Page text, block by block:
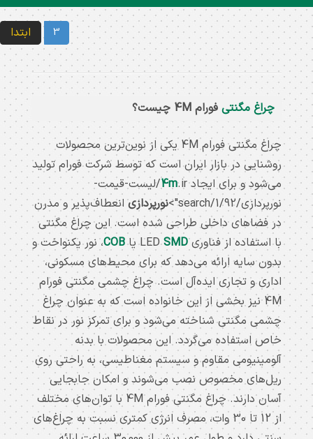
ابتدا 3
چراغ مگنتی فورام 4M چیست؟
چراغ مگنتی فورام 4M یکی از نوین‌ترین محصولات
روشنایی در بازار ایران است که توسط شرکت فورام تولید
می‌شود و برای ایجاد
4m.ir/لیست-قیمت-
نورپردازی/92/search/1">
نورپردازیانعطاف‌پذیر و مدرن
در فضاهای داخلی طراحی شده است. این چراغ مگنتی
با استفاده از فناوری LEDSMD یاCOB، نور یکنواخت و
بدون سایه ارائه می‌دهد که برای محیط‌های مسکونی،
اداری و تجاری ایده‌آل است. چراغ چشمی مگنتی فورام
4M نیز بخشی از این خانواده است که به عنوان چراغ
چشمی مگنتی شناخته می‌شود و برای تمرکز نور در نقاط
خاص استفاده می‌گردد. این محصولات با بدنه
آلومینیومی مقاوم و سیستم مغناطیسی، به راحتی روی
ریل‌های مخصوص نصب می‌شوند و امکان جابجایی
آسان دارند. چراغ مگنتی فورام 4M با توان‌های مختلف
از 12 تا 30 وات، مصرف انرژی کمتری نسبت به چراغ‌های
برای
دریافت
لیست
چراغ
های
مگنتی
صفحه
34M
فورام
لیست
قیمت
کاتالوگ
خرید
چراغ